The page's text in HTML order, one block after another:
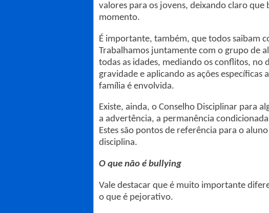
valores para os jovens, deixando claro
momento.
É importante, também, que todos saibam
Trabalhamos juntamente com o grupo de
todas as idades, mediando os conflitos, no
gravidade e aplicando as ações específicas
família é envolvida.
Existe, ainda, o Conselho Disciplinar para
a advertência, a permanência
Estes são pontos de referência para o
disciplina.
O que não é bullying
Vale destacar que é muito importante
o que é pejorativo.